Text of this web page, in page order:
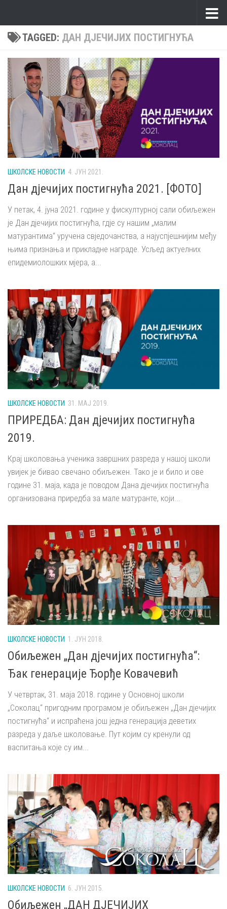
TAGGED: ДАН ДЈЕЧИЈИХ ПОСТИГНУЋА
ШКОЛСКЕ НОВОСТИ 4. ЈУН 2021.
Дан дјечијих постигнућа 2021. [ФОТО]
У петак, 4. јуна 2021. године у фискултурној сали обиљежен
је Дан дјечијих постигнућа, гдје су нашим „малим
матурантима“ уручена свједочанства, а најуспјешнијим међу
њима признања и прикладне награде. Усљед актуелних
епидемиолошких мјера, а...
ШКОЛСКЕ НОВОСТИ 31. МАЈ 2019.
ПРИРЕДБА: Дан дјечијих постигнућа
2019.
Крај школовања ученика завршних разреда у нашој школи
увијек је бивао свечано обиљежен. Тако је и било и ове
године 31. маја, када је поводом Дана дјечијих постигнућа
организована приредба за мале матуранте, који...
ШКОЛСКЕ НОВОСТИ 1. ЈУН 2018.
Обиљежен „Дан дјечијих постигнућа“:
Ђак генерације Ђорђе Ковачевић
У четвртак, 31. маја 2018. године у Основној школи
„Соколац“ пригодним програмом је обиљежен „Дан дјечијих
постигнућа“ и испраћена још једна генерација деветих
разреда у даље школовање. Пут којим су кренули од
васпитања које су им...
ШКОЛСКЕ НОВОСТИ 6. ЈУН 2015.
Обиљежен „ДАН ДЈЕЧИЈИХ